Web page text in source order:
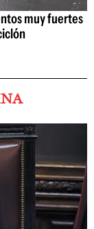
muy fuertes